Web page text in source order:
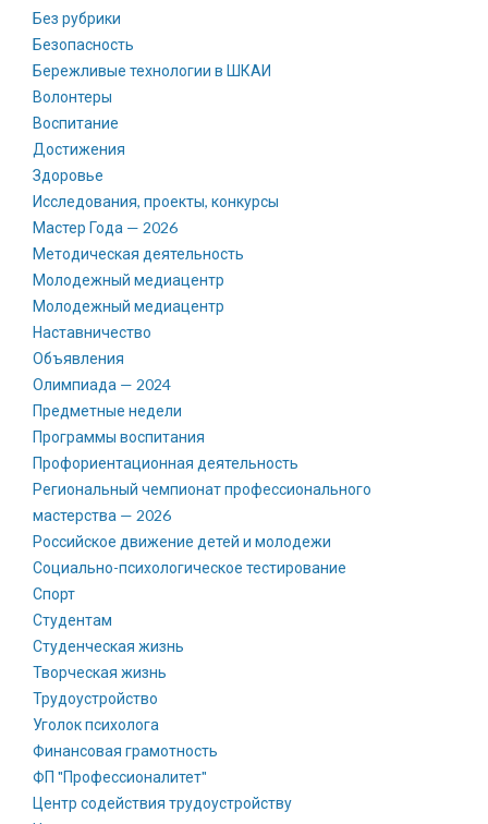
Без рубрики
Безопасность
Бережливые технологии в ШКАИ
Волонтеры
Воспитание
Достижения
Здоровье
Исследования, проекты, конкурсы
Мастер Года — 2026
Методическая деятельность
Молодежный медиацентр
Молодежный медиацентр
Наставничество
Объявления
Олимпиада — 2024
Предметные недели
Программы воспитания
Профориентационная деятельность
Региональный чемпионат профессионального
мастерства — 2026
Российское движение детей и молодежи
Социально-психологическое тестирование
Спорт
Студентам
Студенческая жизнь
Творческая жизнь
Трудоустройство
Уголок психолога
Финансовая грамотность
ФП "Профессионалитет"
Центр содействия трудоустройству